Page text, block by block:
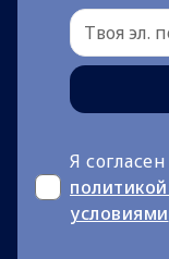
Я согласен
условиями